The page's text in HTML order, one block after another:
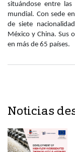
situándose entre
mundial. Con sede
de siete
México y China. Sus
en más de 65 países.
Noticias